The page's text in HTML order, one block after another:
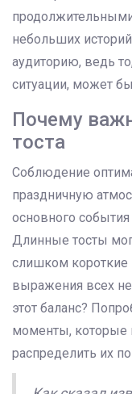
небольших
аудиторию, ведь
ситуации, может
Почему
тоста
Соблюдение
праздничную
основного
Длинные тосты
слишком короткие
выражения всех
этот баланс?
моменты, которые
распределить их